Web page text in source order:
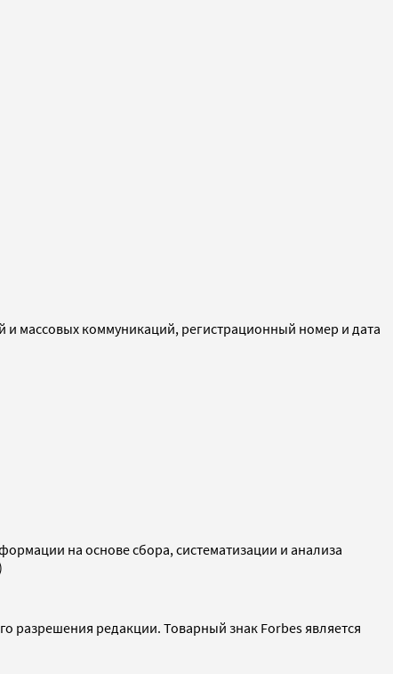
массовых коммуникаций, регистрационный номер и дата
на основе сбора, систематизации и анализа
разрешения редакции. Товарный знак Forbes является